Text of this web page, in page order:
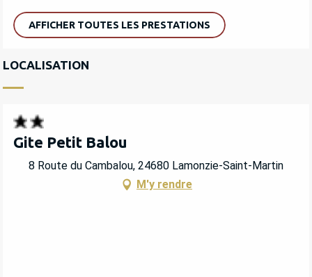
AFFICHER TOUTES LES PRESTATIONS
LOCALISATION
Gite Petit Balou
8 Route du Cambalou, 24680 Lamonzie-Saint-Martin
M'y rendre